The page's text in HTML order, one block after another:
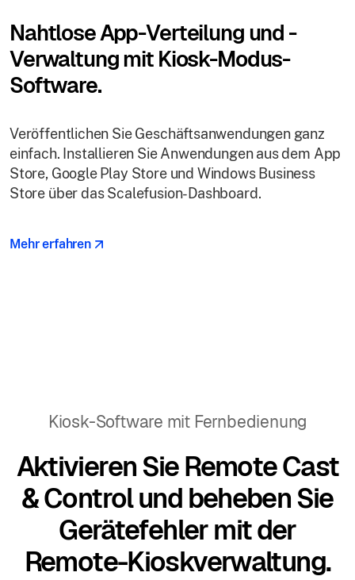
Nahtlose App-Verteilung und -
Verwaltung mit Kiosk-Modus-
Software.
Veröffentlichen Sie Geschäftsanwendungen ganz
einfach. Installieren Sie Anwendungen aus dem App
Store, Google Play Store und Windows Business
Store über das Scalefusion-Dashboard.
Mehr erfahren
Kiosk-Software mit Fernbedienung
Aktivieren Sie Remote Cast
& Control und beheben Sie
Gerätefehler mit der
Remote-Kioskverwaltung.